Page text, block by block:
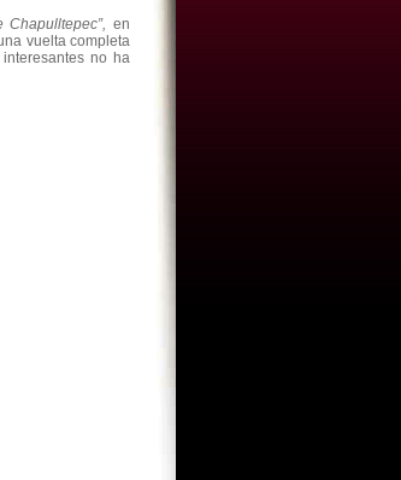
Chapulltepec”,en
vuelta completa
no ha